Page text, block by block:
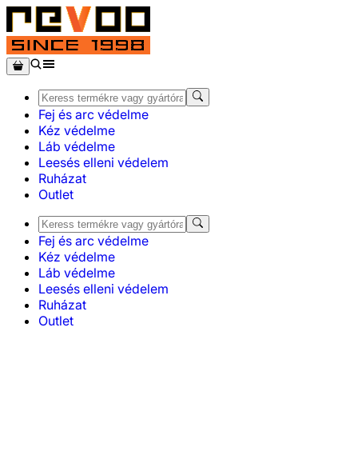
Fej és arc védelme
Kéz védelme
Láb védelme
Leesés elleni védelem
Ruházat
Outlet
Fej és arc védelme
Kéz védelme
Láb védelme
Leesés elleni védelem
Ruházat
Outlet